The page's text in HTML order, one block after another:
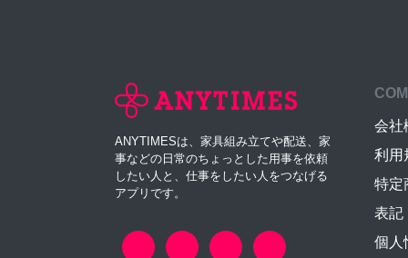
ANYTIMESは、家具組み立てや配送、家
事などの日常のちょっとした用事を依頼
したい人と、仕事をしたい人をつなげる
アプリです。
会社
利用
特定
表記
個人